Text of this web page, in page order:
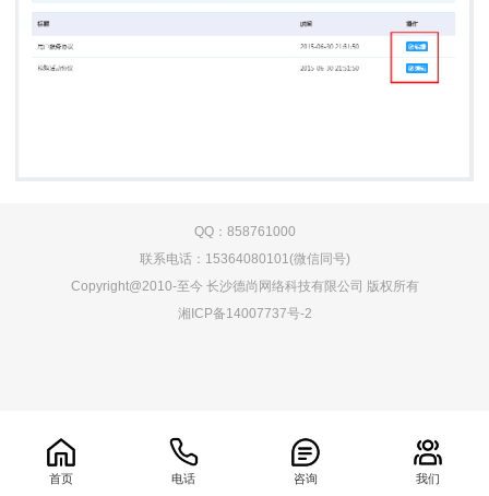
QQ：858761000
联系电话：15364080101(微信同号)
Copyright@2010-至今 长沙德尚网络科技有限公司 版权所有
湘ICP备14007737号-2
首页 电话 咨询 我们
0.073294s